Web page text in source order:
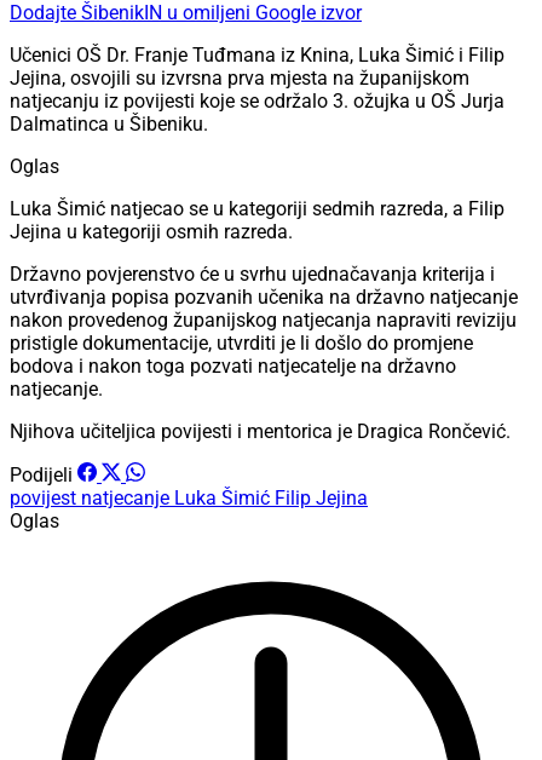
Dodajte ŠibenikIN u omiljeni Google izvor
Učenici OŠ Dr. Franje Tuđmana iz Knina, Luka Šimić i Filip
Jejina, osvojili su izvrsna prva mjesta na županijskom
natjecanju iz povijesti koje se održalo 3. ožujka u OŠ Jurja
Dalmatinca u Šibeniku.
Oglas
Luka Šimić natjecao se u kategoriji sedmih razreda, a Filip
Jejina u kategoriji osmih razreda.
Državno povjerenstvo će u svrhu ujednačavanja kriterija i
utvrđivanja popisa pozvanih učenika na državno natjecanje
nakon provedenog županijskog natjecanja napraviti reviziju
pristigle dokumentacije, utvrditi je li došlo do promjene
bodova i nakon toga pozvati natjecatelje na državno
natjecanje.
Njihova učiteljica povijesti i mentorica je Dragica Rončević.
Podijeli
povijest natjecanje Luka Šimić Filip Jejina
Oglas